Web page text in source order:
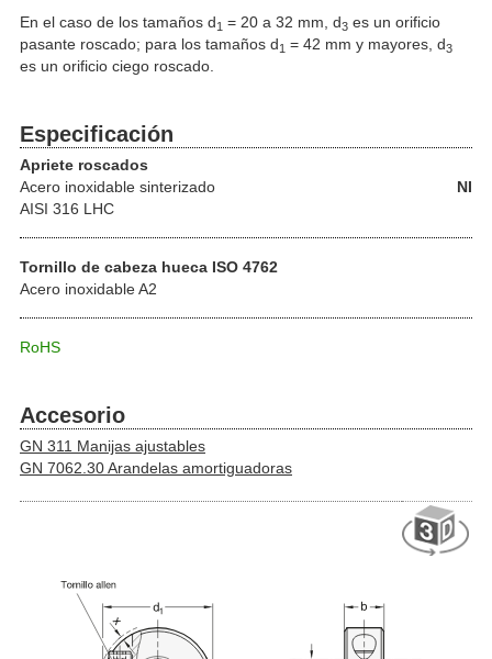
En el caso de los tamaños d1 = 20 a 32 mm, d3 es un orificio
pasante roscado; para los tamaños d1 = 42 mm y mayores, d3
es un orificio ciego roscado.
Especificación
Apriete roscados
Acero inoxidable
NI
sinterizado
AISI 316 LHC
Tornillo de cabeza hueca ISO 4762
Acero inoxidable A2
RoHS
Accesorio
GN 311 Manijas ajustables
GN 7062.30 Arandelas amortiguadoras